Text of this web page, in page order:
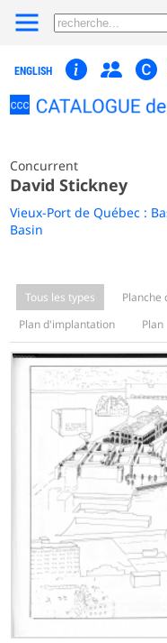
ENGLISH
Concurrent
David Stickney
Vieux-Port de Québec :
Basin
Tous les types Planche
Plan d'implantation
Plan